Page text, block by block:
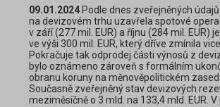
09.01.2024 Podle dnes zveřejněných
na devizovém trhu uzavřela spotové
v září (277 mil. EUR) a říjnu (284 mil. EUR)
ve výši 300 mil. EUR, který dříve zmínila
Pokračuje tak odprodej části výnosů z
bylo oznámeno zároveň s formálním
obranu koruny na měnověpolitickém
Současně zveřejněný stav devizových
meziměsíčně o 3 mld. na 133,4 mld. EUR.